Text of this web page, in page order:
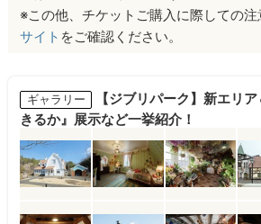
※この他、チケットご購入に際しての
サイト をご確認ください。
ギャラリー
【ジブリパーク】新エリ
きるか』展示など一挙紹介！